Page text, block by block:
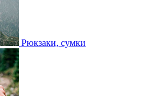
Рюкзаки, сумки